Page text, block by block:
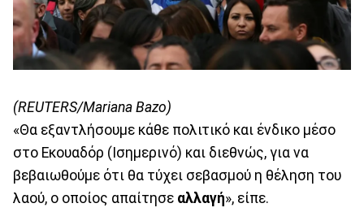
(REUTERS/Mariana Bazo)
«Θα εξαντλήσουμε κάθε πολιτικό και ένδικο μέσο
στο Εκουαδόρ (Ισημερινό) και διεθνώς, για να
βεβαιωθούμε ότι θα τύχει σεβασμού η θέληση του
λαού, ο οποίος απαίτησε αλλαγή», είπε.